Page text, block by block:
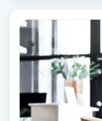
Spa manikyr & pedikyr
Spa-manikyr
Spa-pedikyr